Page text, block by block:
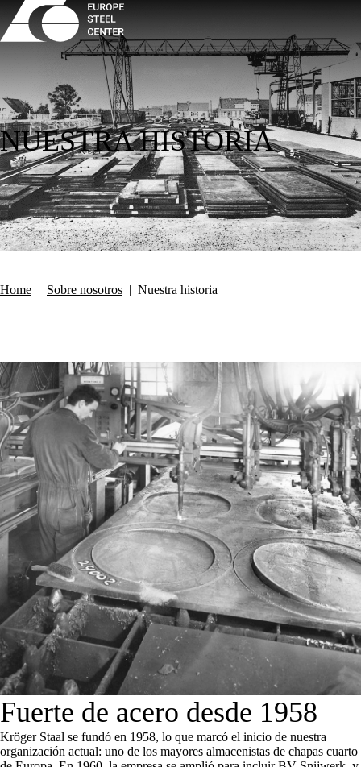
NUESTRA HISTORIA
Home | Sobre nosotros | Nuestra historia
Fuerte de acero desde 1958
Kröger Staal se fundó en 1958, lo que marcó el inicio de nuestra
organización actual: uno de los mayores almacenistas de chapas cuarto